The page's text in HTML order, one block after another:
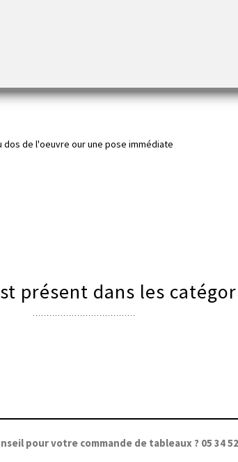
un salon, une chambre, un bureau.
de l'oeuvre our une pose immédiate
présent dans les
pour votre commande de tableaux ? 05 34